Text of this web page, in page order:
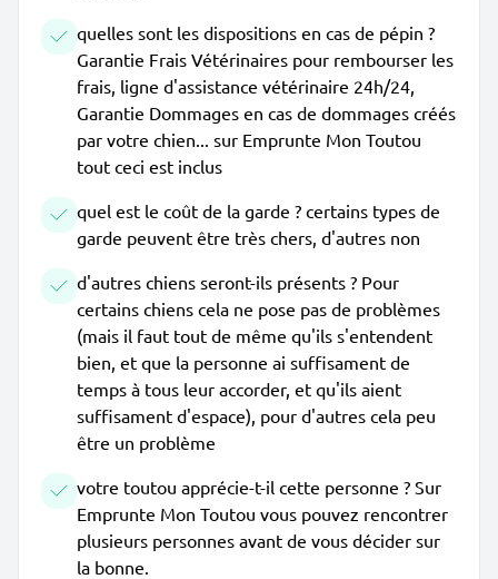
quelles sont les dispositions en cas de pépin ?
Garantie Frais Vétérinaires pour rembourser les
frais, ligne d'assistance vétérinaire 24h/24,
Garantie Dommages en cas de dommages créés
par votre chien... sur Emprunte Mon Toutou
tout ceci est inclus
quel est le coût de la garde ? certains types de
garde peuvent être très chers, d'autres non
d'autres chiens seront-ils présents ? Pour
certains chiens cela ne pose pas de problèmes
(mais il faut tout de même qu'ils s'entendent
bien, et que la personne ai suffisament de
temps à tous leur accorder, et qu'ils aient
suffisament d'espace), pour d'autres cela peu
être un problème
votre toutou apprécie-t-il cette personne ? Sur
Emprunte Mon Toutou vous pouvez rencontrer
plusieurs personnes avant de vous décider sur
la bonne.